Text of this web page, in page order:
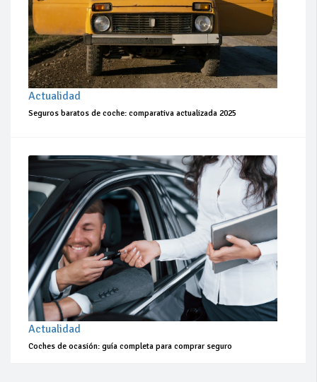
Actualidad
Seguros baratos de coche: comparativa actualizada 2025
Actualidad
Coches de ocasión: guía completa para comprar seguro